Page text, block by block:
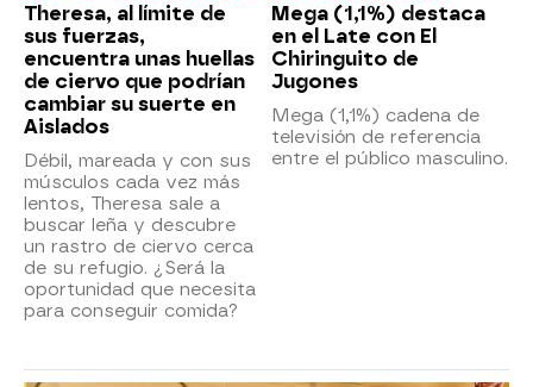
Theresa, al límite de
sus fuerzas,
encuentra unas huellas
de ciervo que podrían
cambiar su suerte en
Aislados
Débil, mareada y con sus
músculos cada vez más
lentos, Theresa sale a
buscar leña y descubre
un rastro de ciervo cerca
de su refugio. ¿Será la
oportunidad que necesita
para conseguir comida?
Mega (1,1%) destaca
en el Late con El
Chiringuito de
Jugones
Mega (1,1%) cadena de
televisión de referencia
entre el público masculino.